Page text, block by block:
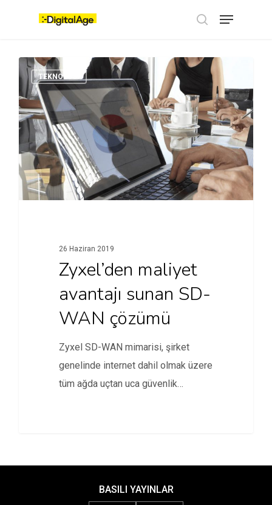
Menu
TEKNOLOJI
26 Haziran 2019
Zyxel’den maliyet
avantajı sunan SD-
WAN çözümü
Zyxel SD-WAN mimarisi, şirket
genelinde internet dahil olmak üzere
tüm ağda uçtan uca güvenlik
BASILI YAYINLAR